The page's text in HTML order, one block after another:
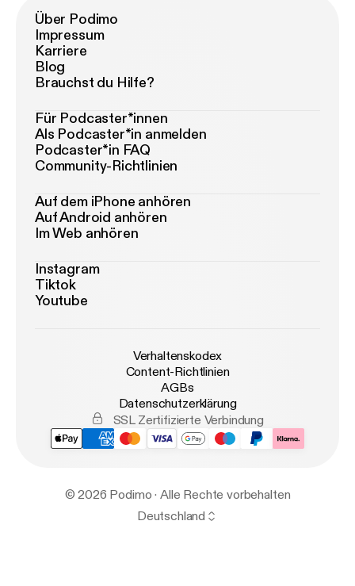
Über Podimo
Impressum
Karriere
Blog
Brauchst du Hilfe?
Für Podcaster*innen
Als Podcaster*in anmelden
Podcaster*in FAQ
Community-Richtlinien
Auf dem iPhone anhören
Auf Android anhören
Im Web anhören
Instagram
Tiktok
Youtube
Verhaltenskodex
Content-Richtlinien
AGBs
Datenschutzerklärung
SSL Zertifizierte Verbindung
© 2026 Podimo · Alle Rechte vorbehalten
Deutschland